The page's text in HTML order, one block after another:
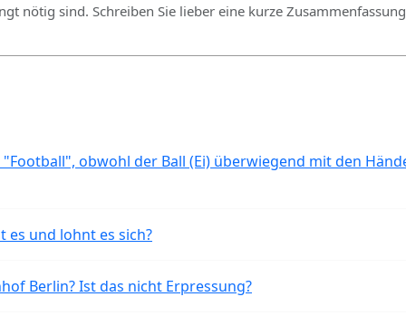
nötig sind. Schreiben Sie lieber eine kurze
obwohl der Ball (Ei) überwiegend mit den
es und lohnt es sich?
Berlin? Ist das nicht Erpressung?